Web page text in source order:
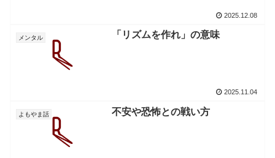
2025.12.08
メンタル 「リズムを作れ」の意味
2025.11.04
よもやま話 不安や恐怖との戦い方